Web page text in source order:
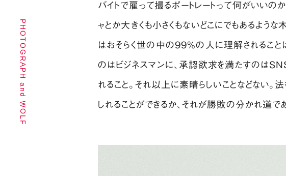
バイトで雇って撮るポートレートって何がいいの
ャとか大きくも小さくもないどこにでもあるよう
はおそらく世の中の99%の人に理解されること
のはビジネスマンに、承認欲求を満たすのは
れること。それ以上に素晴らしいことなどない
しれることができるか、それが勝敗の分かれ道であ
PHOTOGRAPH and WOLF